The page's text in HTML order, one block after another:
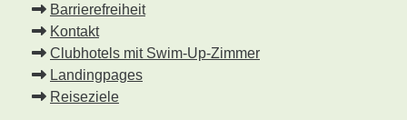
Barrierefreiheit
Kontakt
Clubhotels mit Swim-Up-Zimmer
Landingpages
Reiseziele